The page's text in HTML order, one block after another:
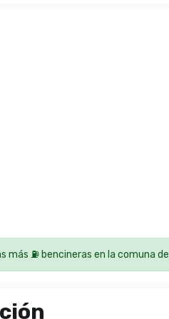
más ⛽ bencineras en la comuna de